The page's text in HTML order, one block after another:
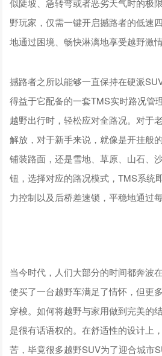
似陡坡、急转弯或者恶劣天气时的极
野玩家，仅需一键开启撼路者的低速
地通过困境、畅快淋漓地享受越野激情
撼路者之所以能够一直保持在硬派
得益于它配备的一套TMS实时路况管
越野出行时，轻松应对全路况。对于
解放，对于新手来说，就像是开挂般
铺装路面，还是雪地、草原、山石、
钮，选择对应的路况模式，TMS系统
力控制以及后桥差速锁，平稳地通过
当今时代，人们大部分的时间都奔波
使买了一台越野车满足了情怀，但更
穿梭。如何将越野与家用做到完美的
是很有话语权的。在舒适性的设计上
苦，毕竟很多越野SUV为了迎合城市